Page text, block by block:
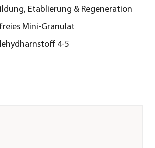
Etablierung & Regeneration
Mini-Granulat
4-5